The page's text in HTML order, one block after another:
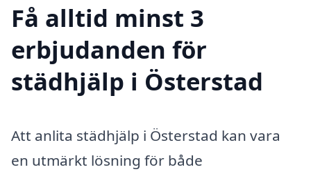
Få alltid minst 3
erbjudanden för
städhjälp i Österstad
Att anlita städhjälp i Österstad kan vara
en utmärkt lösning för både